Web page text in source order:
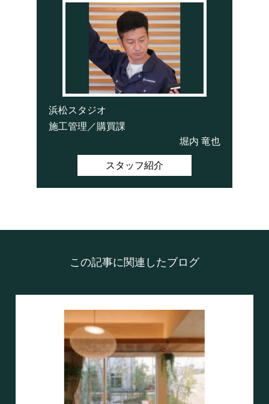
浜松スタジオ
施工管理／購買課
堀内 竜也
スタッフ紹介
この記事に関連したブログ